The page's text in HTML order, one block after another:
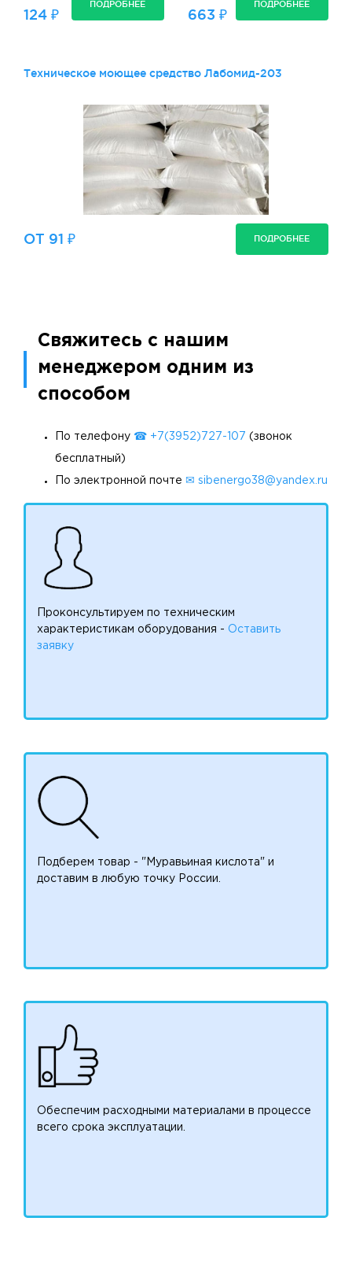
124 ₽
ПОДРОБНЕЕ
663 ₽
ПОДРОБНЕЕ
Техническое моющее средство Лабомид-203
ОТ 91 ₽ ПОДРОБНЕЕ
Свяжитесь с нашим
менеджером одним из
способом
По телефону ☎ +7(3952)727-107 (звонок
бесплатный)
По электронной почте ✉ sibenergo38@yandex.ru
Проконсультируем по техническим
характеристикам оборудования - Оставить
заявку
Подберем товар - "Муравьиная кислота" и
доставим в любую точку России.
Обеспечим расходными материалами в процессе
всего срока эксплуатации.